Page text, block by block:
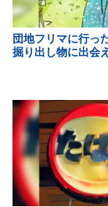
団地フリマに行っ
掘り出し物に出会